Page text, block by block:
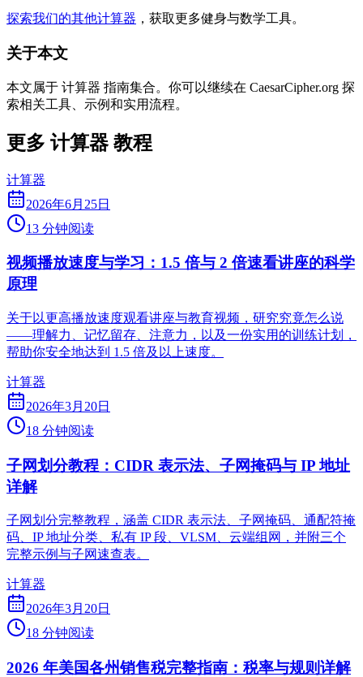
探索我们的其他计算器 ，获取更多健身与数学工具。
关于本文
本文属于 计算器 指南集合。你可以继续在 CaesarCipher.org 探
索相关工具、示例和实用流程。
更多 计算器 教程
计算器
2026年6月25日
13 分钟阅读
视频播放速度与学习：1.5 倍与 2 倍速看讲座的科学
原理
关于以更高播放速度观看讲座与教育视频，研究究竟怎么说
——理解力、记忆留存、注意力，以及一份实用的训练计划，
帮助你安全地达到 1.5 倍及以上速度。
计算器
2026年3月20日
18 分钟阅读
子网划分教程：CIDR 表示法、子网掩码与 IP 地址
详解
子网划分完整教程，涵盖 CIDR 表示法、子网掩码、通配符掩
码、IP 地址分类、私有 IP 段、VLSM、云端组网，并附三个
完整示例与子网速查表。
计算器
2026年3月20日
18 分钟阅读
2026 年美国各州销售税完整指南：税率与规则详解